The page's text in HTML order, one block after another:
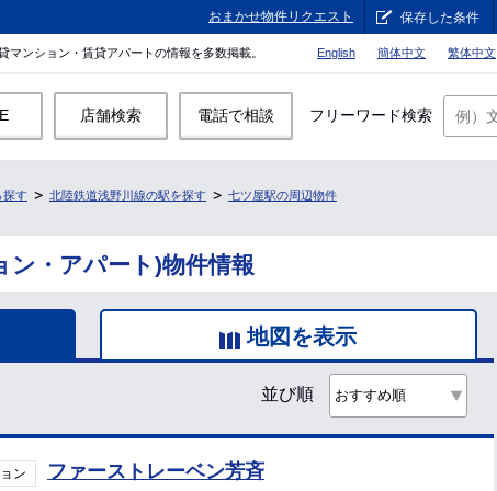
おまかせ物件リクエスト 保存した条件
ンション・賃貸アパートの情報を多数掲載。 English 簡体中文 繁体中文
店舗検索 電話で相談 フリーワード検索
探す 北陸鉄道浅野川線の駅を探す 七ツ屋駅の周辺物件
ン・アパート)物件情報
地図を表示
並び順
ン ファーストレーベン芳斉